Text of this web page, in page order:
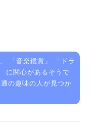
「 音楽鑑賞 」 「 ドラ
に関心があるそうで
の趣味の人が見つか